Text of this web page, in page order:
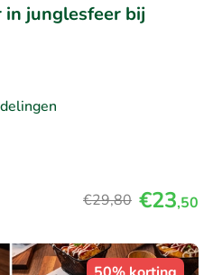
in junglesfeer bij
€29,80 €23,50